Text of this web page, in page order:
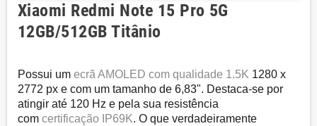
Xiaomi Redmi Note 15 Pro 5G
12GB/512GB Titânio
Possui um ecrã AMOLED com qualidade 1.5K 1280 x
2772 px e com um tamanho de 6,83". Destaca-se por
atingir até 120 Hz e pela sua resistência
com certificação IP69K. O que verdadeiramente